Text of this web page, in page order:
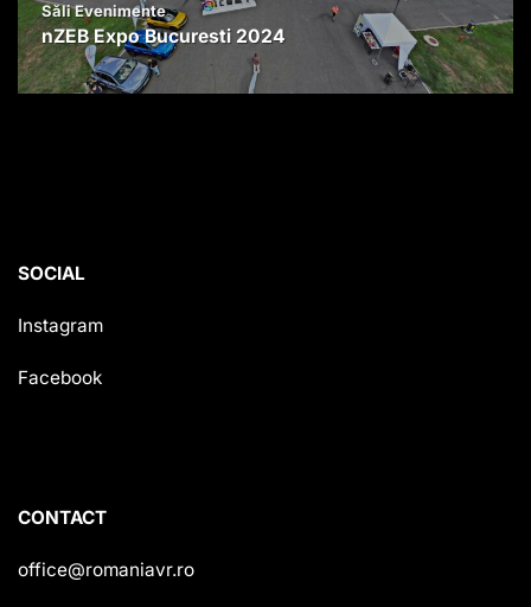
Săli Evenimente
nZEB Expo Bucuresti 2024
SOCIAL
Instagram
Facebook
CONTACT
office@romaniavr.ro